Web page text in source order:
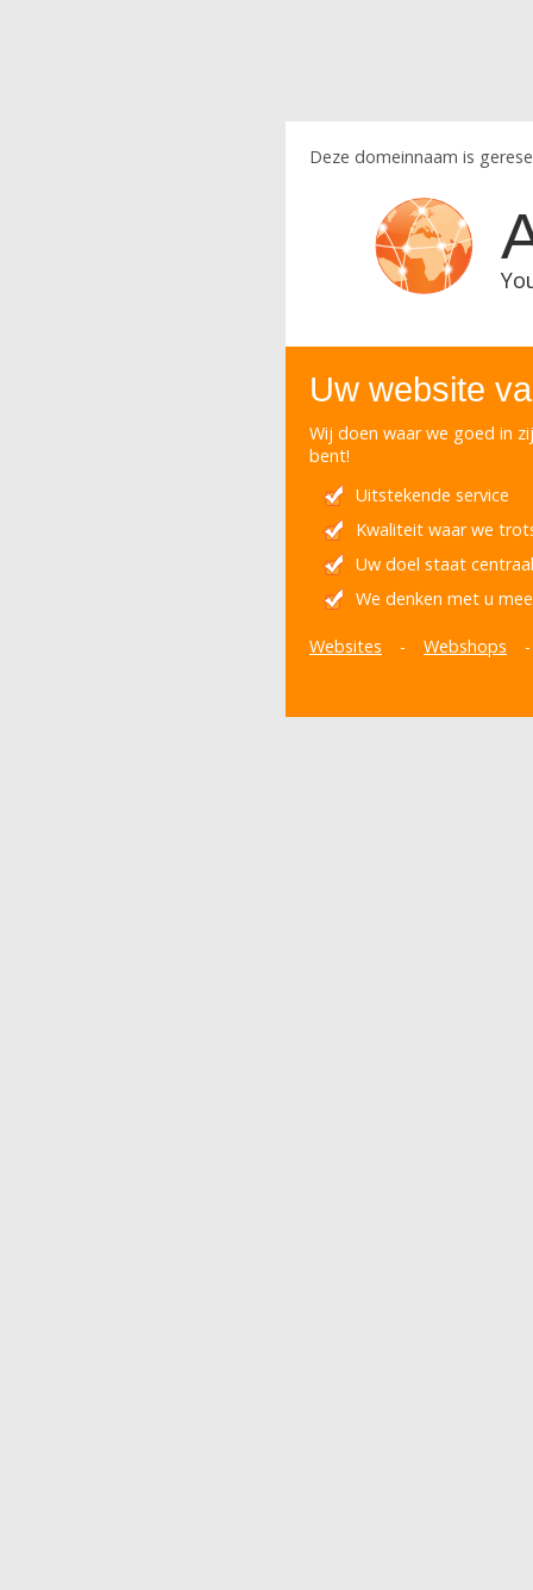
Deze domeinnaam is
Uw website
Wij doen waar we goed in
bent!
Uitstekende service
Kwaliteit waar we
Uw doel staat centraal
We denken met u mee
Websites - Webshops -